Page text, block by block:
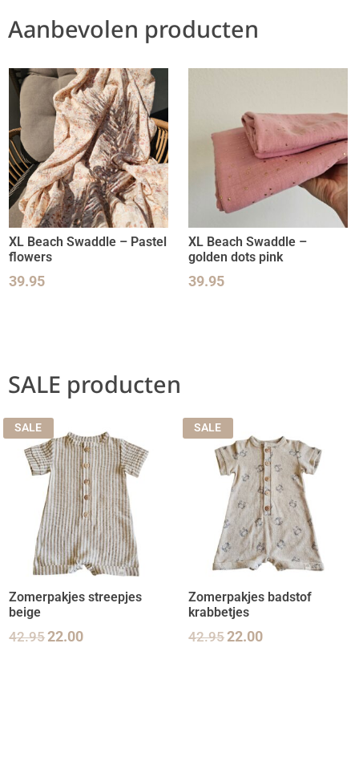
Aanbevolen producten
XL Beach Swaddle – Pastel
flowers
39.95
XL Beach Swaddle –
golden dots pink
39.95
SALE producten
SALE
Zomerpakjes streepjes
beige
42.9522.00
SALE
Zomerpakjes badstof
krabbetjes
42.9522.00